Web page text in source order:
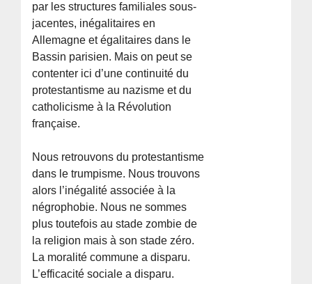
par les structures familiales sous-
jacentes, inégalitaires en
Allemagne et égalitaires dans le
Bassin parisien. Mais on peut se
contenter ici d’une continuité du
protestantisme au nazisme et du
catholicisme à la Révolution
française.
Nous retrouvons du protestantisme
dans le trumpisme. Nous trouvons
alors l’inégalité associée à la
négrophobie. Nous ne sommes
plus toutefois au stade zombie de
la religion mais à son stade zéro.
La moralité commune a disparu.
L’efficacité sociale a disparu.